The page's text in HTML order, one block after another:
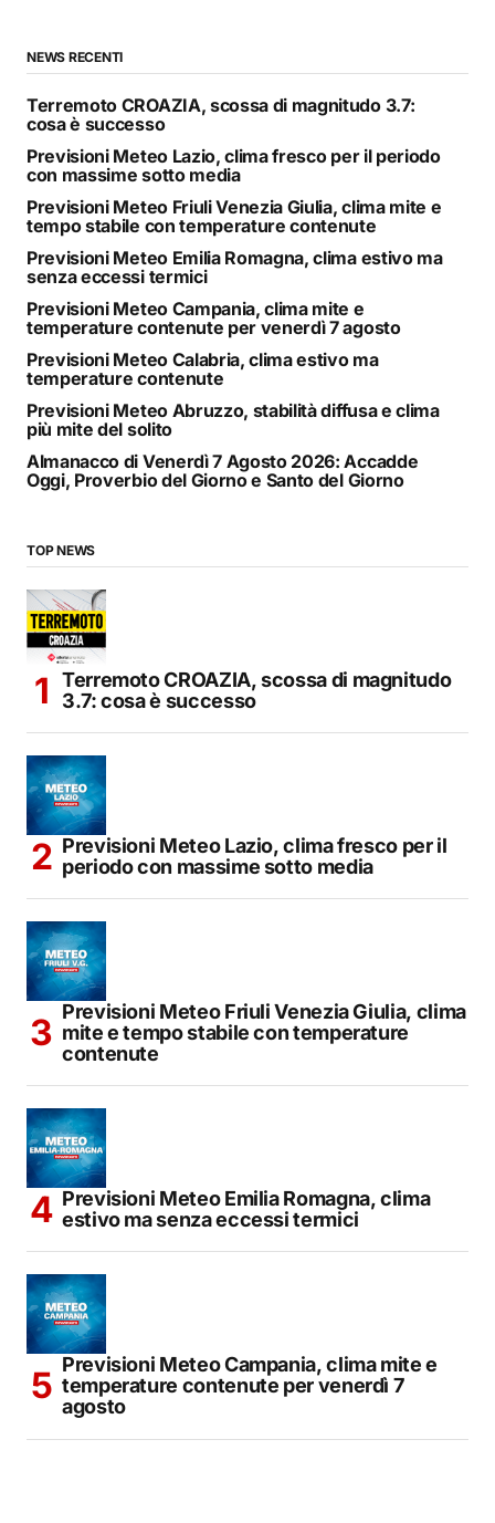
NEWS RECENTI
Terremoto CROAZIA, scossa di magnitudo 3.7:
cosa è successo
Previsioni Meteo Lazio, clima fresco per il periodo
con massime sotto media
Previsioni Meteo Friuli Venezia Giulia, clima mite e
tempo stabile con temperature contenute
Previsioni Meteo Emilia Romagna, clima estivo ma
senza eccessi termici
Previsioni Meteo Campania, clima mite e
temperature contenute per venerdì 7 agosto
Previsioni Meteo Calabria, clima estivo ma
temperature contenute
Previsioni Meteo Abruzzo, stabilità diffusa e clima
più mite del solito
Almanacco di Venerdì 7 Agosto 2026: Accadde
Oggi, Proverbio del Giorno e Santo del Giorno
TOP NEWS
Terremoto CROAZIA, scossa di magnitudo
3.7: cosa è successo
Previsioni Meteo Lazio, clima fresco per il
periodo con massime sotto media
Previsioni Meteo Friuli Venezia Giulia, clima
mite e tempo stabile con temperature
contenute
Previsioni Meteo Emilia Romagna, clima
estivo ma senza eccessi termici
Previsioni Meteo Campania, clima mite e
temperature contenute per venerdì 7
agosto